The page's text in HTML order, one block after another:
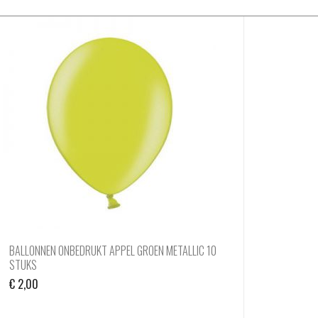
BALLONNEN ONBEDRUKT APPEL GROEN METALLIC 10
STUKS
€ 2,00